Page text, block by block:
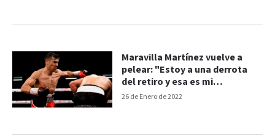
26 de Enero de 2022
Maravilla Martínez vuelve a
pelear: "Estoy a una derrota
del retiro y esa es mi
motivación"